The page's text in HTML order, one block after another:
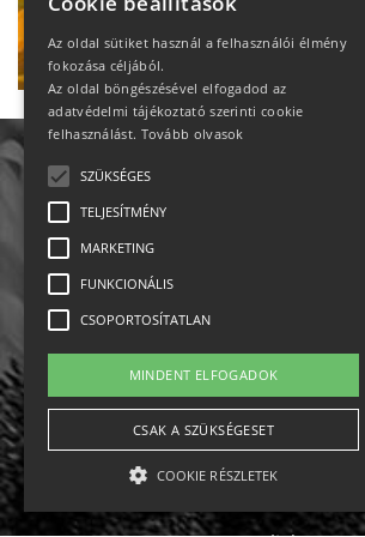
Ne maradj le!
Állásajánlatok
Impresszum-kapcsolat
Jogi nyilatkozat
Az oldal sütiket használ a felhasználói élmény
fokozása céljából.
Az oldal böngészésével elfogadod az
adatvédelmi tájékoztató szerinti cookie
felhasználást. Tovább olvasok
SZÜKSÉGES
TELJESÍTMÉNY
MARKETING
FUNKCIONÁLIS
CSOPORTOSÍTATLAN
MINDENT ELFOGADOK
CSAK A SZÜKSÉGESET
COOKIE RÉSZLETEK